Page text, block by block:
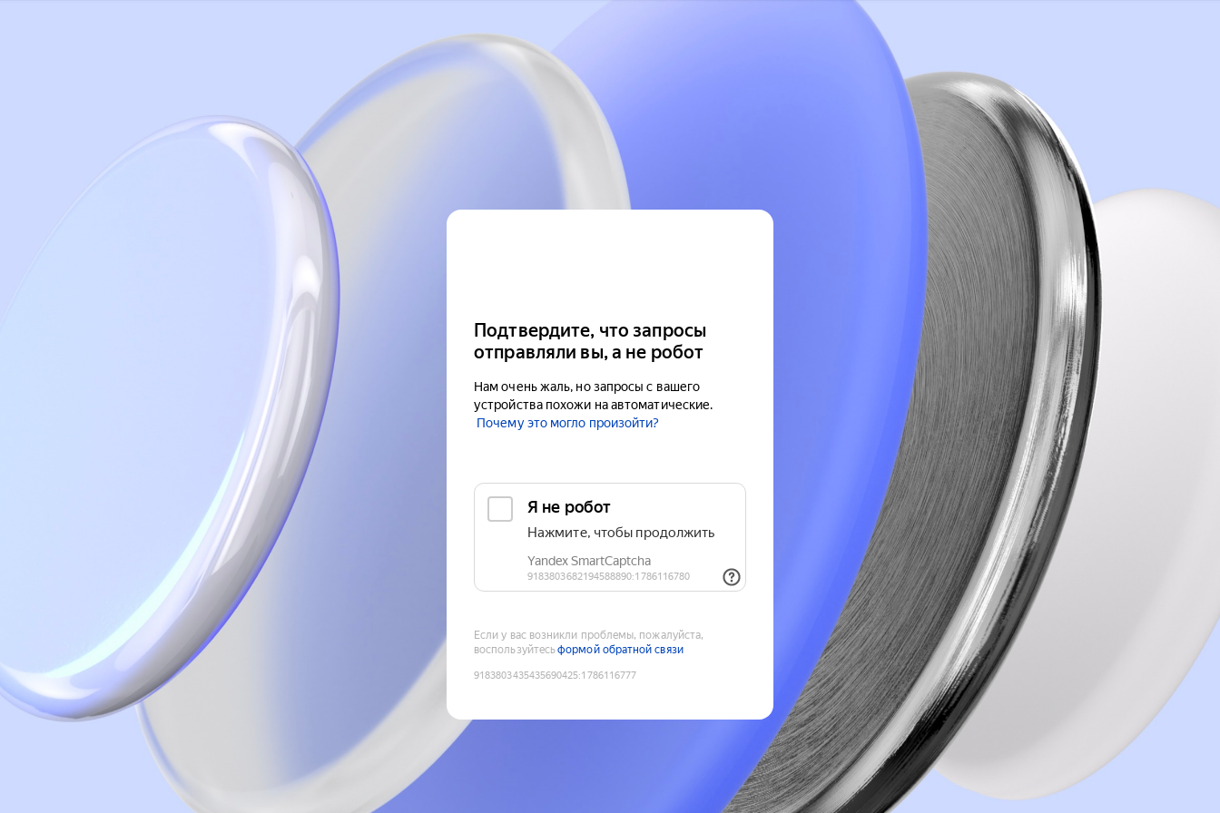
Подтвердите, что запросы
отправляли вы, а не робот
Нам очень жаль, но запросы с вашего
устройства похожи на автоматические.
Почему это могло произойти?
Если у вас возникли проблемы, пожалуйста,
воспользуйтесьформой обратной связи
9183803435435690425:1786116777